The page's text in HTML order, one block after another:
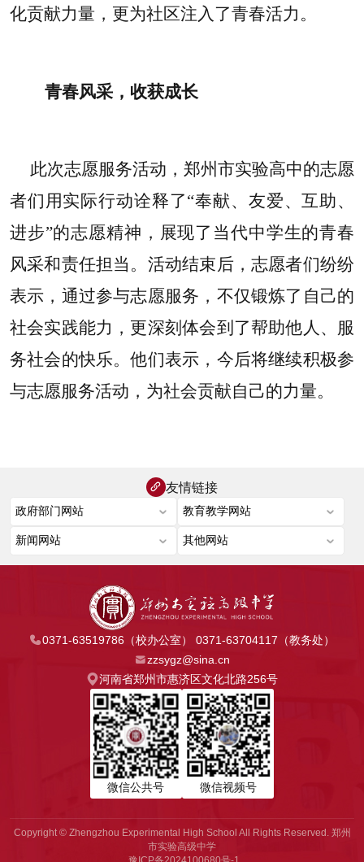
化贡献力量，更为社区注入了青春活力。
青春风采，收获成长
此次志愿服务活动，郑州市实验高中的志愿
者们用实际行动诠释了“奉献、友爱、互助、
进步”的志愿精神，展现了当代中学生的青春
风采和责任担当。活动结束后，志愿者们纷纷
表示，通过参与志愿服务，不仅锻炼了自己的
社会实践能力，更深刻体会到了帮助他人、服
务社会的快乐。他们表示，今后将继续积极参
与志愿服务活动，为社会贡献自己的力量。
友情链接
0371-63519786（校办公室） 0371-63704117（教务处）
zzsygz@sina.cn
河南省郑州市惠济区文化北路256号
微信公共号 微信视频号
Copyright © Zhengzhou Experimental High School All Rights Reserved. 郑州
市实验高级中学